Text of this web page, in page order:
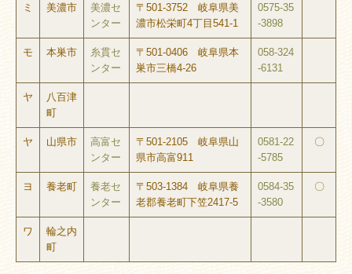
ミ 美濃市
美濃セ
ンター
〒501-3752 岐阜県美
濃市松栄町4丁目541-1
0575-35
-3898
モ 本巣市
糸貫セ
ンター
〒501-0406 岐阜県本
巣市三橋4-26
058-324
-6131
ヤ
八百津
町
ヤ 山県市
高富セ
ンター
〒501-2105 岐阜県山
県市高富911
0581-22
-5785
〇
ヨ 養老町
養老セ
ンター
〒503-1384 岐阜県養
老郡養老町下笠2417-5
0584-35
-3580
〇
ワ
輪之内
町